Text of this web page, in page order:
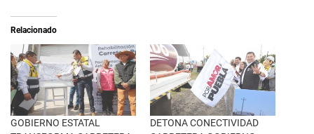
e
b
r
e
e
n
u
n
a
v
e
n
e
n
F
a
c
e
b
o
o
k
Relacionado
GOBIERNO ESTATAL
DETONA CONECTIVIDAD